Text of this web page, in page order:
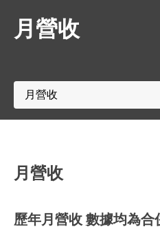
月營收
月營收
歷年月營收 數據均為合